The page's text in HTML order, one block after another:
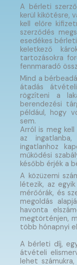
A bérleti
kerül kikötésre,
kell előre
szerződés
esedékes
keletkező
tartozásokra
fennmaradó
Mind a
átadás
rögzíteni a
berendezési
például, hogy
sem.
Arról is meg
az
ingatlanhoz
működési
később érjék a
A közüzemi
létezik, az
mérőórák, és
megoldás
havonta
megtörténjen,
több hónapnyi
A bérleti díj,
átvételi
lehet